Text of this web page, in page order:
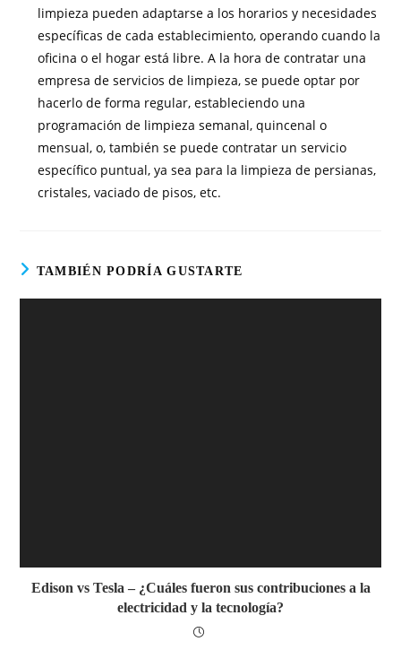
limpieza pueden adaptarse a los horarios y necesidades
específicas de cada establecimiento, operando cuando la
oficina o el hogar está libre. A la hora de contratar una
empresa de servicios de limpieza, se puede optar por
hacerlo de forma regular, estableciendo una
programación de limpieza semanal, quincenal o
mensual, o, también se puede contratar un servicio
específico puntual, ya sea para la limpieza de persianas,
cristales, vaciado de pisos, etc.
TAMBIÉN PODRÍA GUSTARTE
Edison vs Tesla – ¿Cuáles fueron sus contribuciones a la
electricidad y la tecnología?